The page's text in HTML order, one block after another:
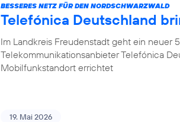
BESSERES NETZ FÜR DEN NORDSCHWARZWALD
Telefónica Deutschland
Im Landkreis Freudenstadt geht ein neuer
Telekommunikationsanbieter Telefónica
Mobilfunkstandort errichtet
19. Mai 2026